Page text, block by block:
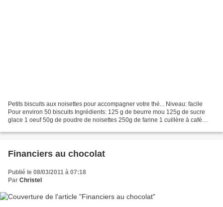
Petits biscuits aux noisettes pour accompagner votre thé... Niveau: facile
Pour environ 50 biscuits Ingrédients: 125 g de beurre mou 125g de sucre
glace 1 oeuf 50g de poudre de noisettes 250g de farine 1 cuillère à café
Financiers au chocolat
Publié le 08/03/2011 à 07:18
Par Christel